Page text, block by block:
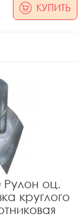
КУПИТЬ
оц.
круглого